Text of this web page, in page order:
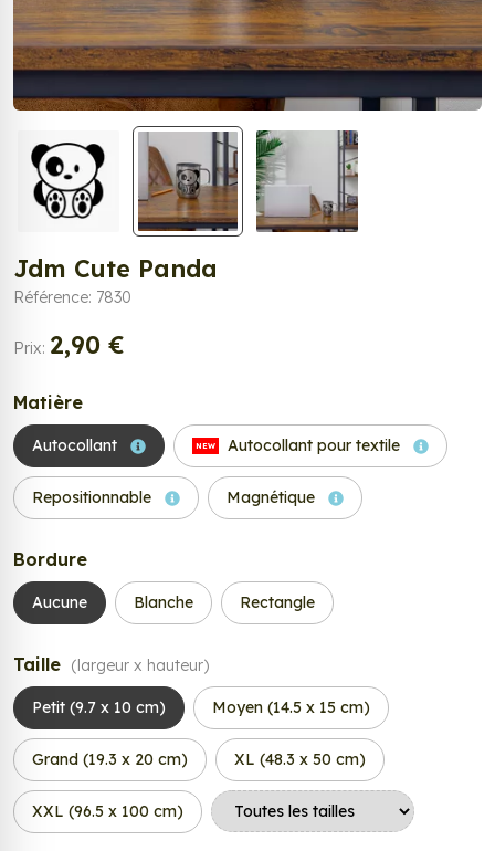
Jdm Cute Panda
Référence: 7830
Prix: 2,90 €
Matière
Autocollant NEW Autocollant pour textile
Repositionnable Magnétique
Bordure
Aucune Blanche Rectangle
Taille (largeur x hauteur)
Petit (9.7 x 10 cm) Moyen (14.5 x 15 cm)
Grand (19.3 x 20 cm) XL (48.3 x 50 cm)
XXL (96.5 x 100 cm)